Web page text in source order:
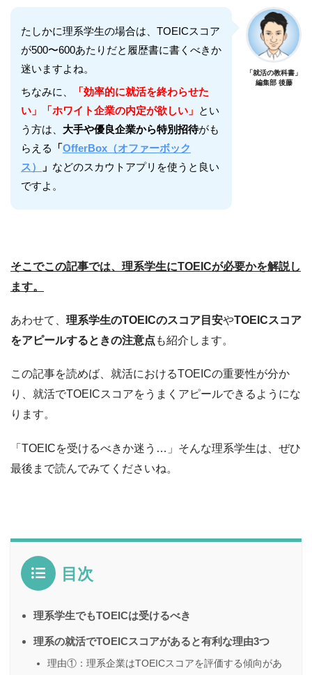
たしかに理系学生の場合は、TOEICスコア
が500〜600あたりだと履歴書に書くべきか
迷いますよね。
ちなみに、
「効率的に就活を終わらせた
い」「ホワイト企業の内定が欲しい」 とい
う方は、 大手や優良企業から特別招待がも
らえる
「OfferBox（オファーボック
ス）
」 などのスカウトアプリを使うと良い
ですよ。
「就活の教科書」
編集部 後藤
そこでこの記事では、理系学生にTOEICが必要かを解説し
ます。
あわせて、 理系学生のTOEICのスコア目安やTOEICスコア
をアピールするときの注意点 も紹介します。
この記事を読めば、就活におけるTOEICの重要性が分か
り、就活でTOEICスコアをうまくアピールできるようにな
ります。
「TOEICを受けるべきか迷う…」そんな理系学生は、ぜひ
最後まで読んでみてくださいね。
目次
理系学生でもTOEICは受けるべき
理系の就活でTOEICスコアがあると有利な理由3つ
理由①：理系企業はTOEICスコアを評価する傾向があ